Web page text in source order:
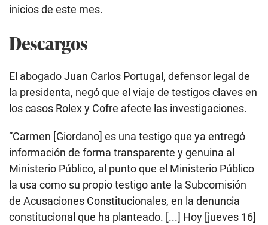
inicios de este mes.
Descargos
El abogado Juan Carlos Portugal, defensor legal de
la presidenta, negó que el viaje de testigos claves en
los casos Rolex y Cofre afecte las investigaciones.
“Carmen [Giordano] es una testigo que ya entregó
información de forma transparente y genuina al
Ministerio Público, al punto que el Ministerio Público
la usa como su propio testigo ante la Subcomisión
de Acusaciones Constitucionales, en la denuncia
constitucional que ha planteado. [...] Hoy [jueves 16]